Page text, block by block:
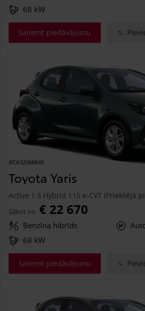
68 kW
Saņemt piedāvājumu
#CA32068840
Toyota Yaris
Active 1.5 Hybrid 115 e-CVT (Priekšējā
Sākot no € 22 670
Benzīna hibrīds
68 kW
Saņemt piedāvājumu